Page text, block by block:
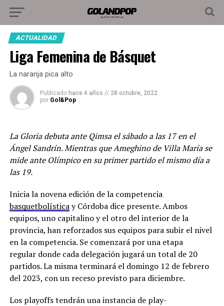
ACTUALIDAD
Liga Femenina de Básquet
La naranja pica alto
Publicado hace 4 años // 28 octubre, 2022
por Gol&Pop
La Gloria debuta ante Qimsa el sábado a las 17 en el
Ángel Sandrín. Mientras que Ameghino de Villa María se
mide ante Olímpico en su primer partido el mismo día a
las 19.
Inicia la novena edición de la competencia
basquetbolísticay Córdoba dice presente. Ambos
equipos, uno capitalino y el otro del interior de la
provincia, han reforzados sus equipos para subir el nivel
en la competencia. Se comenzará por una etapa
regular donde cada delegación jugará un total de 20
partidos. La misma terminará el domingo 12 de febrero
del 2023, con un receso previsto para diciembre.
Los playoffs tendrán una instancia de play-